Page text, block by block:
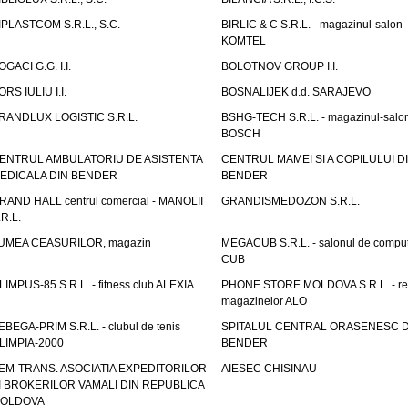
S.R.L., S.C.
BIRLIC & C S.R.L. - magazinul-salon
KOMTEL
G.G. I.I.
BOLOTNOV GROUP I.I.
IULIU I.I.
BOSNALIJEK d.d. SARAJEVO
LOGISTIC S.R.L.
BSHG-TECH S.R.L. - magazinul-
BOSCH
AMBULATORIU DE ASISTENTA
DIN BENDER
CENTRUL MAMEI SI A COPILULUI
BENDER
HALL centrul comercial - MANOLII
GRANDISMEDOZON S.R.L.
CEASURILOR, magazin
MEGACUB S.R.L. - salonul de
CUB
85 S.R.L. - fitness club ALEXIA
PHONE STORE MOLDOVA S.R.L. -
magazinelor ALO
PRIM S.R.L. - clubul de tenis
2000
SPITALUL CENTRAL ORASENESC
BENDER
TRANS. ASOCIATIA EXPEDITORILOR
BROKERILOR VAMALI DIN REPUBLICA
AIESEC CHISINAU